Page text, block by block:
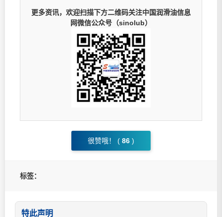
更多资讯，欢迎扫描下方二维码关注中国润滑油信息
网微信公众号（sinolub）
很赞哦！ ( 86 )
标签：
特此声明